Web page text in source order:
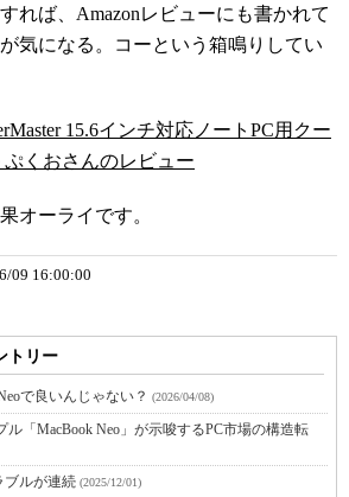
れば、Amazonレビューにも書かれて
気になる。コーという箱鳴りしてい
15.6インチ対応ノートPC用クー
くおさんのレビュー
オーライです。
09 16:00:00
トリー
で良いんじゃない？ (2026/04/08)
ル「MacBook Neo」が示唆するPC市場の構造転
ブルが連続 (2025/12/01)